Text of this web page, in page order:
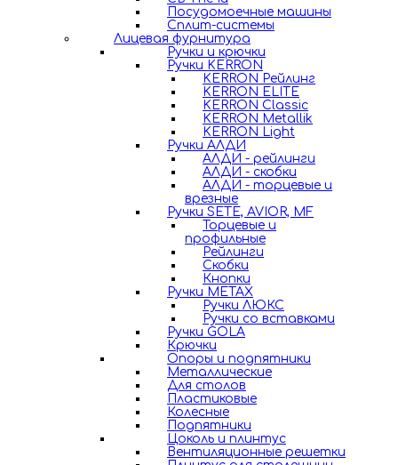
Посудомоечные машины
Сплит-системы
Лицевая фурнитура
Ручки и крючки
Ручки KERRON
KERRON Рейлинг
KERRON ELITE
KERRON Classic
KERRON Metallik
KERRON Light
Ручки АЛДИ
АЛДИ - рейлинги
АЛДИ - скобки
АЛДИ - торцевые и
врезные
Ручки SETE, AVIOR, MF
Торцевые и
профильные
Рейлинги
Скобки
Кнопки
Ручки METAX
Ручки ЛЮКС
Ручки со вставками
Ручки GOLA
Крючки
Опоры и подпятники
Металлические
Для столов
Пластиковые
Колесные
Подпятники
Цоколь и плинтус
Вентиляционные решетки